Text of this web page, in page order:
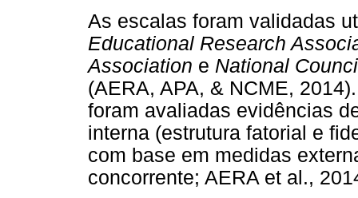
As escalas foram validadas
Educational Research
Association e National
(AERA, APA, & NCME,
foram avaliadas evidências
interna (estrutura fatorial e
com base em medidas
concorrente; AERA et al.,